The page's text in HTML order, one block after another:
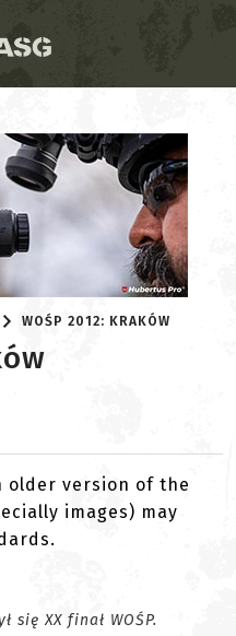
WOŚP 2012: KRAKÓW
older version of the
images) may
się XX finał WOŚP.